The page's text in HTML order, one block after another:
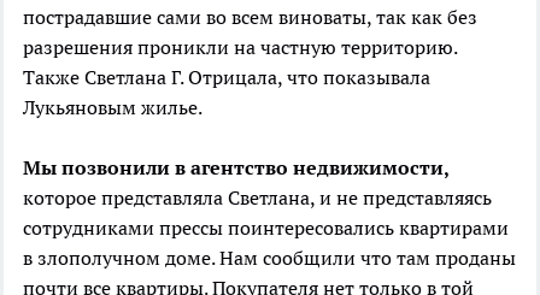
пострадавшие сами во всем виноваты, так как без
разрешения проникли на частную территорию.
Также Светлана Г. Отрицала, что показывала
Лукьяновым жилье.
Мы позвонили в агентство недвижимости,
которое представляла Светлана, и не представляясь
сотрудниками прессы поинтересовались квартирами
в злополучном доме. Нам сообщили что там проданы
почти все квартиры. Покупателя нет только в той